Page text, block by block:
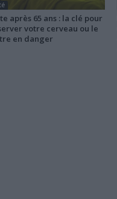
après 65 ans : la clé pour
votre cerveau ou le
en danger